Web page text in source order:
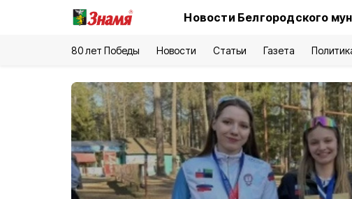
Новости Белгородского
80 лет Победы Новости Статьи Газета